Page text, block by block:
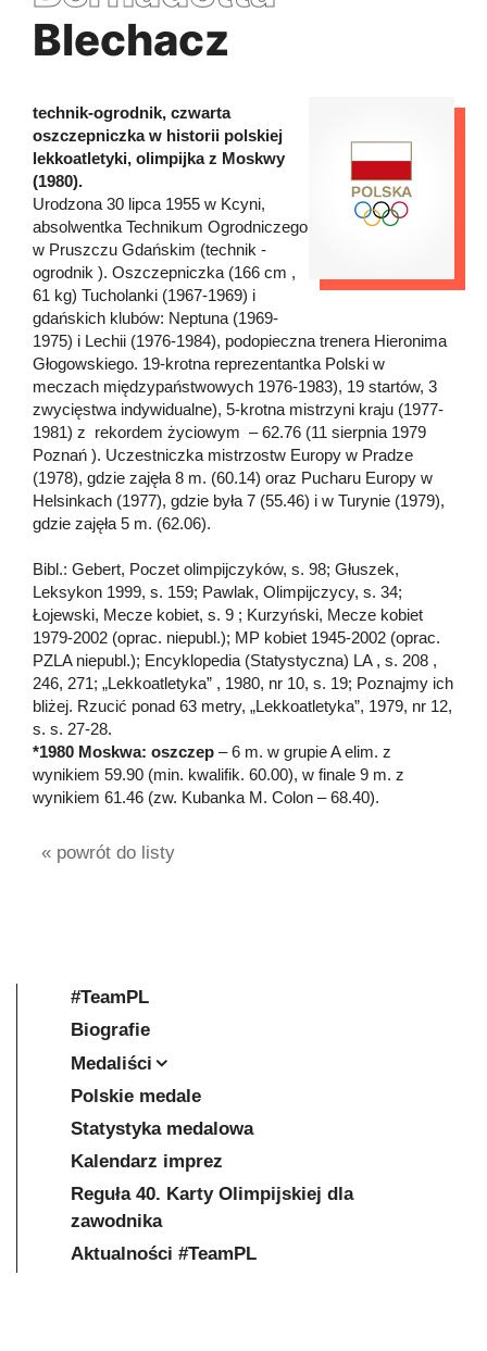
Blechacz
technik-ogrodnik, czwarta
oszczepniczka w historii polskiej
lekkoatletyki, olimpijka z Moskwy
(1980).
Urodzona 30 lipca 1955 w Kcyni,
absolwentka Technikum Ogrodniczego
w Pruszczu Gdańskim (technik -
ogrodnik ). Oszczepniczka (166 cm ,
61 kg) Tucholanki (1967-1969) i
gdańskich klubów: Neptuna (1969-
1975) i Lechii (1976-1984), podopieczna trenera Hieronima
Głogowskiego. 19-krotna reprezentantka Polski w
meczach międzypaństwowych 1976-1983), 19 startów, 3
zwycięstwa indywidualne), 5-krotna mistrzyni kraju (1977-
1981) z rekordem życiowym – 62.76 (11 sierpnia 1979
Poznań ). Uczestniczka mistrzostw Europy w Pradze
(1978), gdzie zajęła 8 m. (60.14) oraz Pucharu Europy w
Helsinkach (1977), gdzie była 7 (55.46) i w Turynie (1979),
gdzie zajęła 5 m. (62.06).
Bibl.: Gebert, Poczet olimpijczyków, s. 98; Głuszek,
Leksykon 1999, s. 159; Pawlak, Olimpijczycy, s. 34;
Łojewski, Mecze kobiet, s. 9 ; Kurzyński, Mecze kobiet
1979-2002 (oprac. niepubl.); MP kobiet 1945-2002 (oprac.
PZLA niepubl.); Encyklopedia (Statystyczna) LA , s. 208 ,
246, 271; „Lekkoatletyka” , 1980, nr 10, s. 19; Poznajmy ich
bliżej. Rzucić ponad 63 metry, „Lekkoatletyka”, 1979, nr 12,
s. s. 27-28.
*1980 Moskwa: oszczep – 6 m. w grupie A elim. z
wynikiem 59.90 (min. kwalifik. 60.00), w finale 9 m. z
wynikiem 61.46 (zw. Kubanka M. Colon – 68.40).
« powrót do listy
#TeamPL
Biografie
Medaliści
Polskie medale
Statystyka medalowa
Kalendarz imprez
Reguła 40. Karty Olimpijskiej dla
zawodnika
Aktualności #TeamPL